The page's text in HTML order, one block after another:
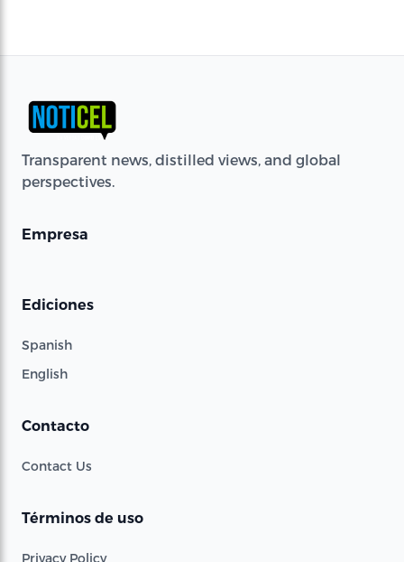
Transparent news, distilled views, and global
perspectives.
Empresa
Ediciones
Spanish
English
Contacto
Contact Us
Términos de uso
Privacy Policy